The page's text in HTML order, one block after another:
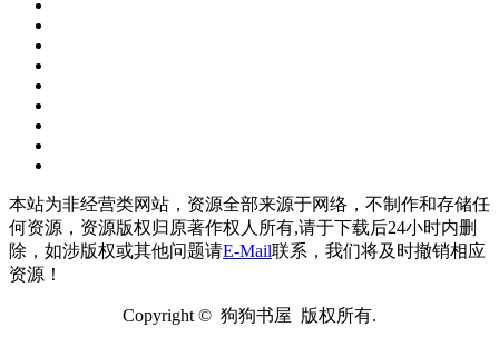
本站为非经营类网站，资源全部来源于网络，不制作和存储任
何资源，资源版权归原著作权人所有,请于下载后24小时内删
除，如涉版权或其他问题请E-Mail联系，我们将及时撤销相应
资源！
Copyright © 狗狗书屋 版权所有.